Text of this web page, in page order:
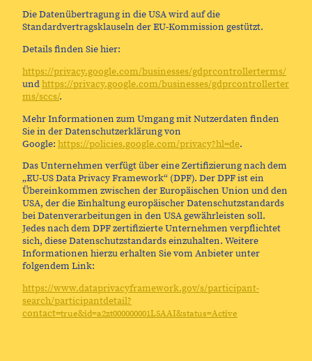
Die Datenübertragung in die USA wird auf die
Standardvertragsklauseln der EU-Kommission gestützt.
Details finden Sie hier:
https://privacy.google.com/businesses/gdprcontrollerterms/
undhttps://privacy.google.com/businesses/gdprcontrollerter
ms/sccs/.
Mehr Informationen zum Umgang mit Nutzerdaten finden
Sie in der Datenschutzerklärung von
Google: https://policies.google.com/privacy?hl=de.
Das Unternehmen verfügt über eine Zertifizierung nach dem
„EU-US Data Privacy Framework“ (DPF). Der DPF ist ein
Übereinkommen zwischen der Europäischen Union und den
USA, der die Einhaltung europäischer Datenschutzstandards
bei Datenverarbeitungen in den USA gewährleisten soll.
Jedes nach dem DPF zertifizierte Unternehmen verpflichtet
sich, diese Datenschutzstandards einzuhalten. Weitere
Informationen hierzu erhalten Sie vom Anbieter unter
folgendem Link:
https://www.dataprivacyframework.gov/s/participant-
search/participantdetail?
contact=true&id=a2zt000000001L5AAI&status=Active